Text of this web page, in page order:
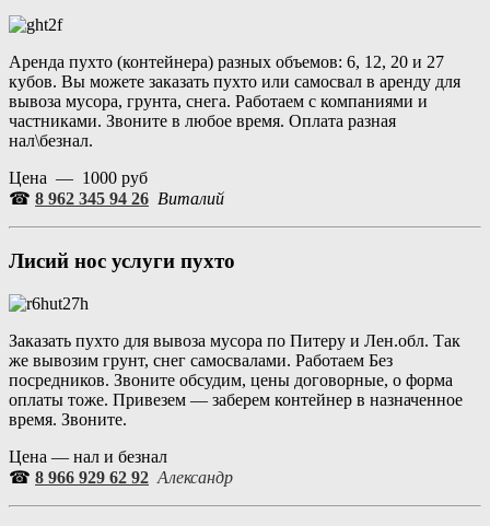
Аренда пухто (контейнера) разных объемов: 6, 12, 20 и 27
кубов. Вы можете заказать пухто или самосвал в аренду для
вывоза мусора, грунта, снега. Работаем с компаниями и
частниками. Звоните в любое время. Оплата разная
нал\безнал.
Цена — 1000 руб
☎ 8 962 345 94 26 Виталий
Лисий нос услуги пухто
Заказать пухто для вывоза мусора по Питеру и Лен.обл. Так
же вывозим грунт, снег самосвалами. Работаем Без
посредников. Звоните обсудим, цены договорные, о форма
оплаты тоже. Привезем — заберем контейнер в назначенное
время. Звоните.
Цена — нал и безнал
☎ 8 966 929 62 92 Александр